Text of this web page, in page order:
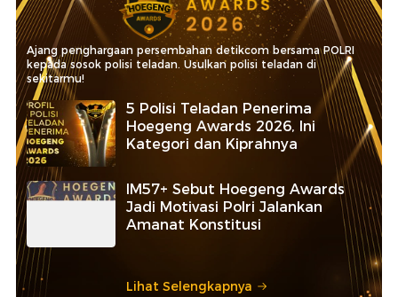
Ajang penghargaan persembahan detikcom bersama POLRI
kepada sosok polisi teladan. Usulkan polisi teladan di
sekitarmu!
5 Polisi Teladan Penerima
Hoegeng Awards 2026, Ini
Kategori dan Kiprahnya
IM57+ Sebut Hoegeng Awards
Jadi Motivasi Polri Jalankan
Amanat Konstitusi
Lihat Selengkapnya